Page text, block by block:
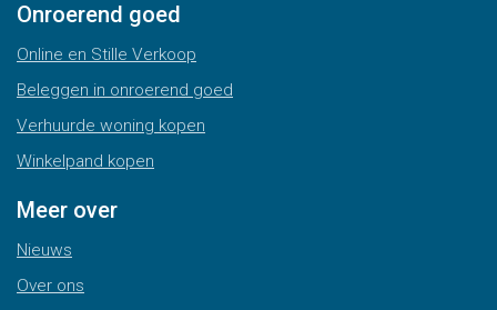
Onroerend goed
Online en Stille Verkoop
Beleggen in onroerend goed
Verhuurde woning kopen
Winkelpand kopen
Meer over
Nieuws
Over ons